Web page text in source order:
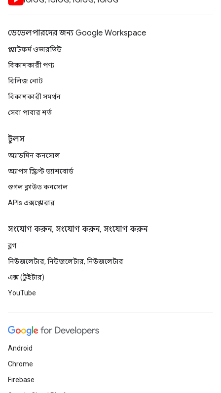
ডেভেলপারদের জন্য Google Workspace
প্ল্যাটফর্ম ওভারভিউ
বিকাশকারী পণ্য
রিলিজ নোট
বিকাশকারী সমর্থন
সেবা পাবার শর্ত
টুলস
অ্যাডমিন কনসোল
অ্যাপস স্ক্রিপ্ট ড্যাশবোর্ড
গুগল ক্লাউড কনসোল
APIs এক্সপ্লোরার
সংযোগ করুন, সংযোগ করুন, সংযোগ করুন
ব্লগ
নিউজলেটার, নিউজলেটার, নিউজলেটার
এক্স (টুইটার)
YouTube
Android
Chrome
Firebase